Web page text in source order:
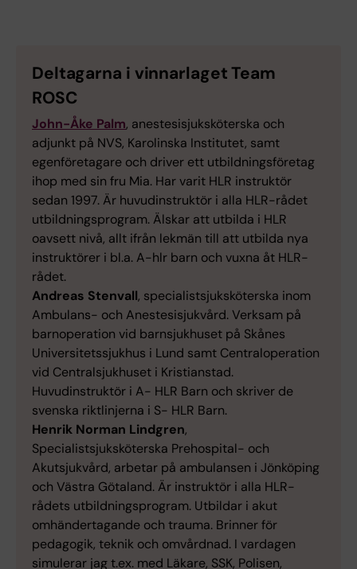
Deltagarna i vinnarlaget Team
ROSC
John-Åke Palm, anestesisjuksköterska och
adjunkt på NVS, Karolinska Institutet, samt
egenföretagare och driver ett utbildningsföretag
ihop med sin fru Mia. Har varit HLR instruktör
sedan 1997. Är huvudinstruktör i alla HLR-rådet
utbildningsprogram. Älskar att utbilda i HLR
oavsett nivå, allt ifrån lekmän till att utbilda nya
instruktörer i bl.a. A-hlr barn och vuxna åt HLR-
rådet.
Andreas Stenvall, specialistsjuksköterska inom
Ambulans- och Anestesisjukvård. Verksam på
barnoperation vid barnsjukhuset på Skånes
Universitetssjukhus i Lund samt Centraloperation
vid Centralsjukhuset i Kristianstad.
Huvudinstruktör i A- HLR Barn och skriver de
svenska riktlinjerna i S- HLR Barn.
Henrik Norman Lindgren,
Specialistsjuksköterska Prehospital- och
Akutsjukvård, arbetar på ambulansen i Jönköping
och Västra Götaland. Är instruktör i alla HLR-
rådets utbildningsprogram. Utbildar i akut
omhändertagande och trauma. Brinner för
pedagogik, teknik och omvårdnad. I vardagen
simulerar jag t.ex. med Läkare, SSK, Polisen,